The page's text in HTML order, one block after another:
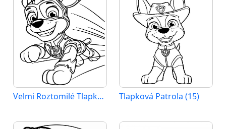
Velmi Roztomilé Tlapková Patrola Tlapková Patrola (15)